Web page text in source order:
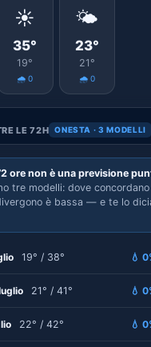
☀️
35°
19°
🌧️ 0
🌤️
23°
21°
🌧️ 0
LE 72H ONESTA · 3 MODELLI
ore non è una previsione
tre modelli: dove
è bassa — e te lo
19° / 38° 💧
21° / 41° 💧
22° / 42° 💧